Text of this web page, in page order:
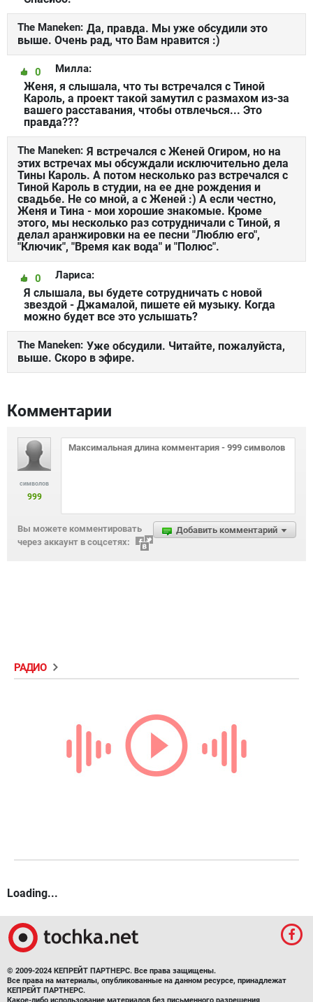
The Maneken: Да, правда. Мы уже обсудили это
выше. Очень рад, что Вам нравится :)
Милла:
0
Женя, я слышала, что ты встречался с Тиной
Кароль, а проект такой замутил с размахом из-за
вашего расставания, чтобы отвлечься... Это
правда???
The Maneken: Я встречался с Женей Огиром, но на
этих встречах мы обсуждали исключительно дела
Тины Кароль. А потом несколько раз встречался с
Тиной Кароль в студии, на ее дне рождения и
свадьбе. Не со мной, а с Женей :) А если честно,
Женя и Тина - мои хорошие знакомые. Кроме
этого, мы несколько раз сотрудничали с Тиной, я
делал аранжировки на ее песни "Люблю его",
"Ключик", "Время как вода" и "Полюс".
Лариса:
0
Я слышала, вы будете сотрудничать с новой
звездой - Джамалой, пишете ей музыку. Когда
можно будет все это услышать?
The Maneken: Уже обсудили. Читайте, пожалуйста,
выше. Скоро в эфире.
Комментарии
символов
999
Добавить комментарий
Вы можете комментировать
через аккаунт в соцсетях:
РАДИО
Loading...
© 2009-2024 КЕПРЕЙТ ПАРТНЕРС. Все права защищены.
Все права на материалы, опубликованные на данном ресурсе, принадлежат
КЕПРЕЙТ ПАРТНЕРС.
Какое-либо использование материалов без письменного разрешения